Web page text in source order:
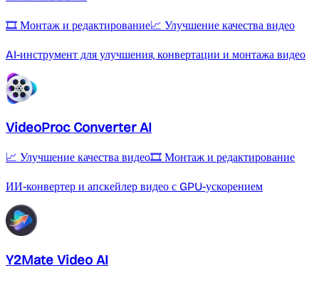
🎞️ Монтаж и редактирование📈 Улучшение качества видео
AI-инструмент для улучшения, конвертации и монтажа видео
VideoProc Converter AI
📈 Улучшение качества видео🎞️ Монтаж и редактирование
ИИ-конвертер и апскейлер видео с GPU-ускорением
Y2Mate Video AI